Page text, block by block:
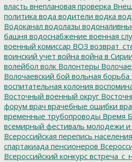
власть внеплановая проверка
политика вода водители водка
Водоканал водолазы
башня водоснабжение военная
военный комиссар ВОЗ
воинский учет война война в Сирии
волейбол волк Волонтеры
Волочаевский бой вольная борьба
воспитательная колония
Восточный военный округ
форум врач врачебные ошибки
временные трубопроводы Время
всемирный фестиваль молодежи и
Всероссийская перепись населения
спартакиада пенсионеров
Всероссийский конкурс